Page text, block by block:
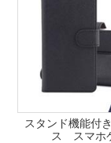
スタンド機能付
ス スマホ